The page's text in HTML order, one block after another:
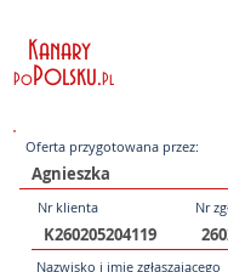
Kanary
PoPolsku.Pl
Oferta przygotowana przez:
Nr klienta Nr
Nazwisko i imię zgłaszającego